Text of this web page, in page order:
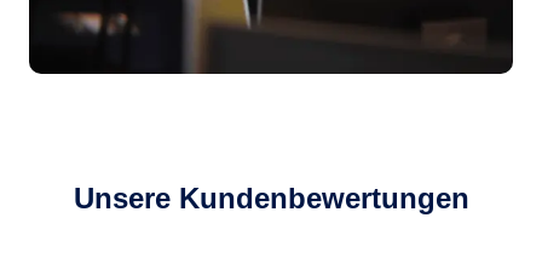
Unsere Kundenbewertungen